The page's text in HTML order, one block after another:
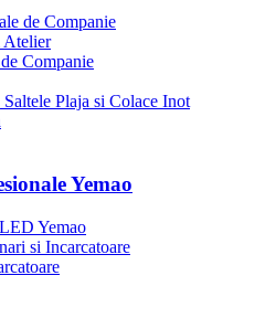
de Companie
Atelier
Companie
Plaja si Colace Inot
Yemao
Yemao
si Incarcatoare